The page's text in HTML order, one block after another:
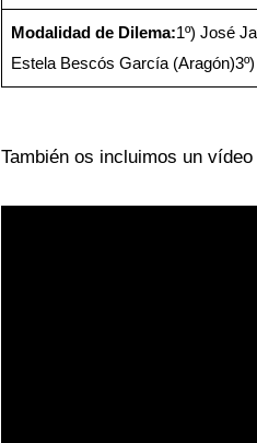
Modalidad de Dilema:1º) José
Estela Bescós García
También os incluimos un